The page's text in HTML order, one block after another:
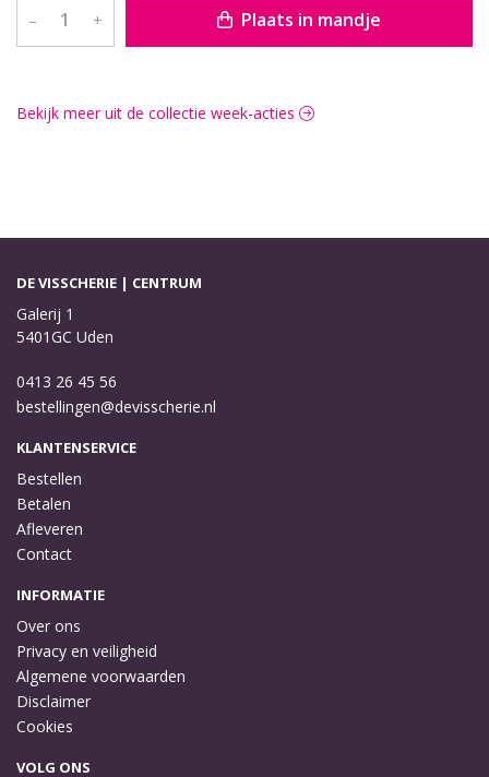
– + Plaats in mandje
Bekijk meer uit de collectie week-acties
DE VISSCHERIE | CENTRUM
Galerij 1
5401GC Uden
0413 26 45 56
bestellingen@devisscherie.nl
KLANTENSERVICE
Bestellen
Betalen
Afleveren
Contact
INFORMATIE
Over ons
Privacy en veiligheid
Algemene voorwaarden
Disclaimer
Cookies
VOLG ONS